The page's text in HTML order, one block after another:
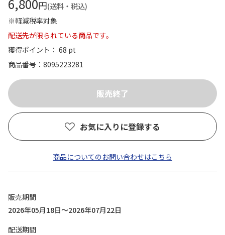
6,800円(送料・税込)
※軽減税率対象
配送先が限られている商品です。
獲得ポイント： 68 pt
商品番号
8095223281
お気に入りに登録する
商品についてのお問い合わせはこちら
販売期間
2026年05月18日～2026年07月22日
配送期間